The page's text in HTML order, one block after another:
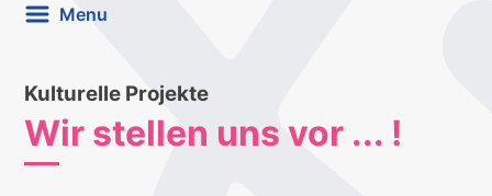
Menu
Kulturelle Projekte
Wir stellen uns vor ... !